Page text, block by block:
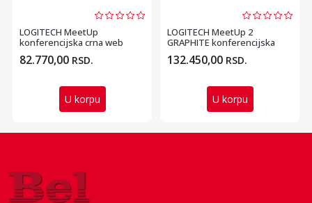
LOGITECH MeetUp
konferencijska crna web
kamera
82.770,00 RSD.
U korpu
LOGITECH MeetUp 2
GRAPHITE konferencijska
web kamera
132.450,00 RSD.
U korpu